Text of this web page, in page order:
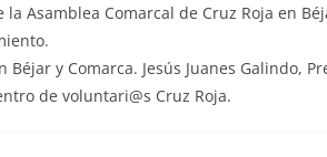
la Asamblea Comarcal de Cruz Roja en
Béjar y Comarca. Jesús Juanes Galindo,
de voluntari@s Cruz Roja.